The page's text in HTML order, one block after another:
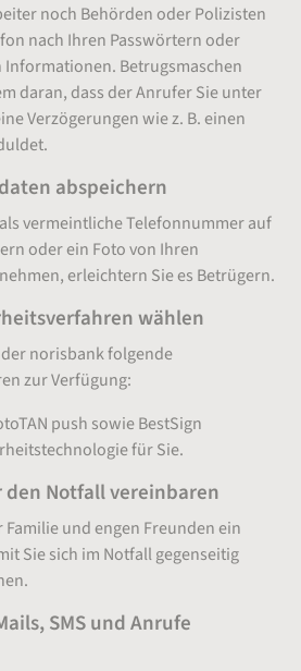
noch Behörden oder Polizisten
nach Ihren Passwörtern oder
Betrugsmaschen
daran, dass der Anrufer Sie unter
Verzögerungen wie z. B. einen
abspeichern
vermeintliche Telefonnummer auf
oder ein Foto von Ihren
erleichtern Sie es Betrügern.
wählen
norisbank folgende
zur Verfügung:
push sowie BestSign
für Sie.
Notfall vereinbaren
Familie und engen Freunden ein
Sie sich im Notfall gegenseitig
SMS und Anrufe